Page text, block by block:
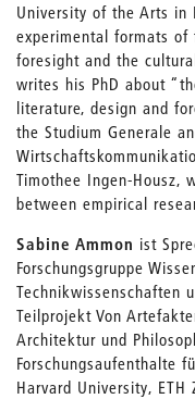
University of the Arts in
experimental formats
foresight and the
writes his PhD about
literature, design and
the Studium Generale
Timothee Ingen-Housz,
between empirical
Sabine Ammon ist
Forschungsgruppe
Technikwissenschaften
Teilprojekt Von
Architektur und
Forschungsaufenthalte
Harvard University,